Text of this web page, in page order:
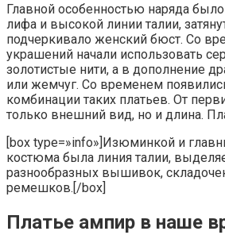
Главной особенностью наряда
лифа и высокой линии талии,
подчеркивало женский бюст. Со
украшений начали использовать
золотистые нити, а в дополнение
или жемчуг. Со временем
комбинации таких платьев. От
только внешний вид, но и длина.
[box type=»info»]Изюминкой и
костюма была линия талии,
разнообразных вышивок,
ремешков.[/box]
Платье ампир в наше